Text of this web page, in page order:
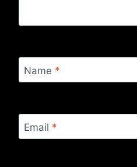
Name *
Email *